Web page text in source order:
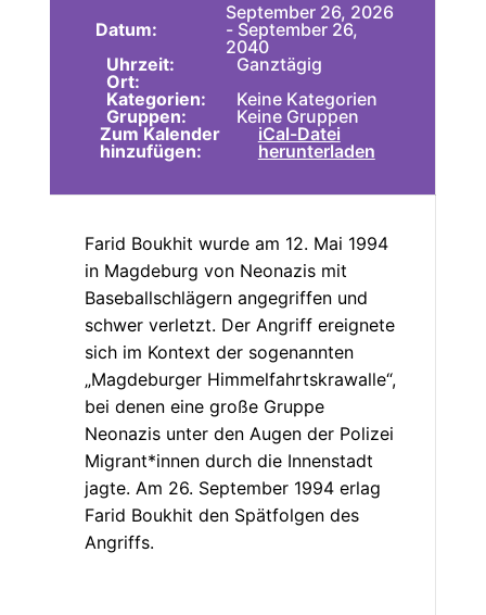
Datum:
September 26, 2026
- September 26,
2040
Uhrzeit:
Ganztägig
Ort:
Kategorien:
Keine Kategorien
Gruppen:
Keine Gruppen
Zum Kalender
hinzufügen:
iCal-Datei
herunterladen
Farid Boukhit wurde am 12. Mai 1994
in Magdeburg von Neonazis mit
Baseballschlägern angegriffen und
schwer verletzt. Der Angriff ereignete
sich im Kontext der sogenannten
„Magdeburger Himmelfahrtskrawalle“,
bei denen eine große Gruppe
Neonazis unter den Augen der Polizei
Migrant*innen durch die Innenstadt
jagte. Am 26. September 1994 erlag
Farid Boukhit den Spätfolgen des
Angriffs.